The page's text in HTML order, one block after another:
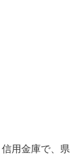
用金庫で、県